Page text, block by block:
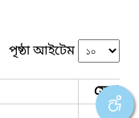
পৃষ্ঠা আইটেম
সেবার